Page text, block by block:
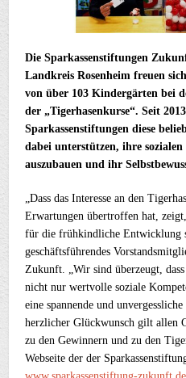
Die Sparkassenstiftungen
Landkreis Rosenheim freuen
von über 103 Kindergärten bei
der „Tigerhasenkurse“. Seit
Sparkassenstiftungen diese
dabei unterstützen, ihre
auszubauen und ihr
„Dass das Interesse an den
Erwartungen übertroffen hat,
für die frühkindliche Entwicklung
geschäftsführendes
Zukunft. „Wir sind überzeugt,
nicht nur wertvolle soziale
eine spannende und
herzlicher Glückwunsch gilt allen
zu den Gewinnern und zu den
Webseite der der